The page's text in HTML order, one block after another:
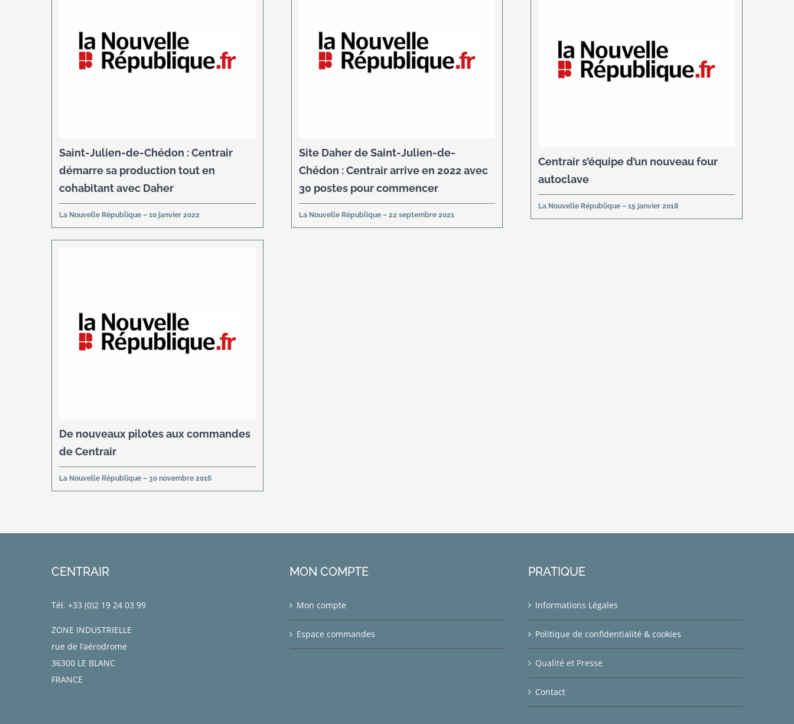
Saint-Julien-de-Chédon : Centrair
démarre sa production tout en
cohabitant avec Daher
La Nouvelle République – 10 janvier 2022
Site Daher de Saint-Julien-de-
Chédon : Centrair arrive en 2022 avec
30 postes pour commencer
La Nouvelle République – 22 septembre 2021
Centrair s’équipe d’un nouveau four
autoclave
La Nouvelle République – 15 janvier 2018
De nouveaux pilotes aux commandes
de Centrair
La Nouvelle République – 30 novembre 2016
CENTRAIR
Tél. +33 (0)2 19 24 03 99
ZONE INDUSTRIELLE
rue de l’aérodrome
36300 LE BLANC
FRANCE
MON COMPTE
Mon compte
Espace commandes
PRATIQUE
Informations Légales
Politique de confidentialité & cookies
Qualité et Presse
Contact